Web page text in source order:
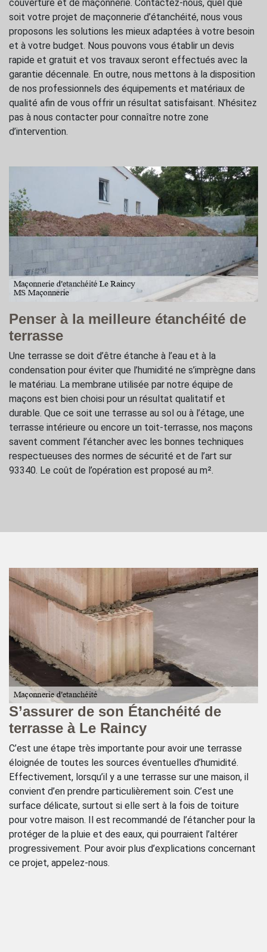
couverture et de maçonnerie. Contactez-nous, quel que
soit votre projet de maçonnerie d’étanchéité, nous vous
proposons les solutions les mieux adaptées à votre besoin
et à votre budget. Nous pouvons vous établir un devis
rapide et gratuit et vos travaux seront effectués avec la
garantie décennale. En outre, nous mettons à la disposition
de nos professionnels des équipements et matériaux de
qualité afin de vous offrir un résultat satisfaisant. N’hésitez
pas à nous contacter pour connaître notre zone
d’intervention.
Penser à la meilleure étanchéité de
terrasse
Une terrasse se doit d’être étanche à l’eau et à la
condensation pour éviter que l’humidité ne s’imprègne dans
le matériau. La membrane utilisée par notre équipe de
maçons est bien choisi pour un résultat qualitatif et
durable. Que ce soit une terrasse au sol ou à l’étage, une
terrasse intérieure ou encore un toit-terrasse, nos maçons
savent comment l’étancher avec les bonnes techniques
respectueuses des normes de sécurité et de l’art sur
93340. Le coût de l’opération est proposé au m².
S’assurer de son Étanchéité de
terrasse à Le Raincy
C’est une étape très importante pour avoir une terrasse
éloignée de toutes les sources éventuelles d’humidité.
Effectivement, lorsqu’il y a une terrasse sur une maison, il
convient d’en prendre particulièrement soin. C’est une
surface délicate, surtout si elle sert à la fois de toiture
pour votre maison. Il est recommandé de l’étancher pour la
protéger de la pluie et des eaux, qui pourraient l’altérer
progressivement. Pour avoir plus d’explications concernant
ce projet, appelez-nous.